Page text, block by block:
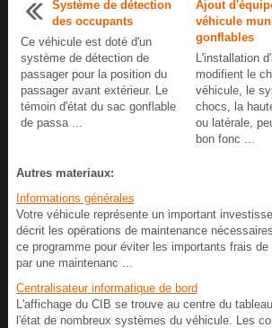
Système de détection
des occupants
Ce véhicule est doté d'un
système de détection de
passager pour la position du
passager avant extérieur. Le
témoin d'état du sac gonflable
de passa ...
Ajout
véhicule
gonflables
L'installation
modifient le
véhicule, le
chocs, la
ou latérale,
bon fonc ...
Autres materiaux:
Informations générales
Votre véhicule représente un important
décrit les opérations de maintenance
ce programme pour éviter les importants frais de
par une maintenanc ...
Centralisateur informatique de bord
L'affichage du CIB se trouve au centre du
l'état de nombreux systèmes du véhicule. Les